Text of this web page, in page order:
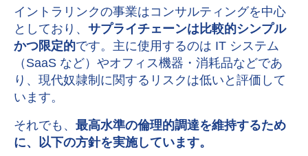
イントラリンクの事業はコンサルティングを中心
としており、 サプライチェーンは比較的シンプル
かつ限定的です。主に使用するのは IT システム
（SaaS など）やオフィス機器・消耗品などであ
り、現代奴隷制に関するリスクは低いと評価して
います。
それでも、 最高水準の倫理的調達を維持するため
に、以下の方針を実施しています。